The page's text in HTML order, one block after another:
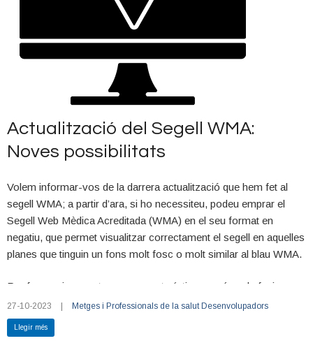
principis d’autonomia, beneficència, no maleficència i justícia.
Trobareu les nostres indicacions sobre publicitat dins del nostre
Document dePrincipis de Bona Pràctica WMA recentment
l’activitat mèdica
Actualització del Segell WMA:
Noves possibilitats
Volem informar-vos de la darrera actualització que hem fet al
segell WMA; a partir d’ara, si ho necessiteu, podeu emprar el
Segell Web Mèdica Acreditada (WMA) en el seu format en
negatiu, que permet visualitzar correctament el segell en aquelles
planes que tinguin un fons molt fosc o molt similar al blau WMA.
Per fer servir aquesta nova característica només cal afegir
paràmetre “
format=neg” a la crida del segell. Per a més
informació podeu posar-vos en contacte amb la secretaria
tècnica WMA.
27-10-2023 | Metges i Professionals de la salut Desenvolupadors
Llegir més